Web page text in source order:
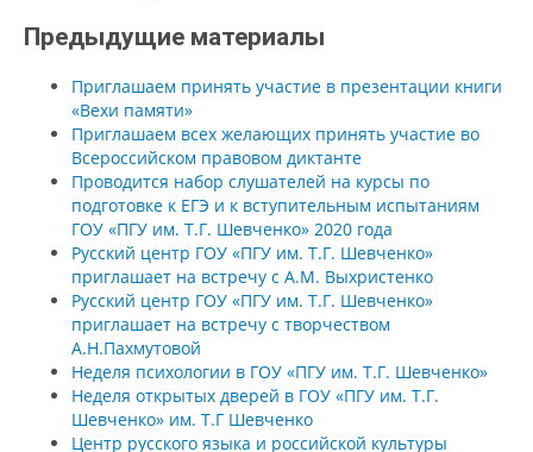
Предыдущие материалы
Приглашаем принять участие в презентации книги
«Вехи памяти»
Приглашаем всех желающих принять участие во
Всероссийском правовом диктанте
Проводится набор слушателей на курсы по
подготовке к ЕГЭ и к вступительным испытаниям
ГОУ «ПГУ им. Т.Г. Шевченко» 2020 года
Русский центр ГОУ «ПГУ им. Т.Г. Шевченко»
приглашает на встречу с А.М. Выхристенко
Русский центр ГОУ «ПГУ им. Т.Г. Шевченко»
приглашает на встречу с творчеством
А.Н.Пахмутовой
Неделя психологии в ГОУ «ПГУ им. Т.Г. Шевченко»
Неделя открытых дверей в ГОУ «ПГУ им. Т.Г.
Шевченко» им. Т.Г Шевченко
Центр русского языка и российской культуры